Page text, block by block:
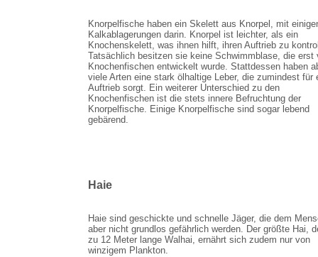
Knorpelfische haben ein Skelett aus Knorpel, mit
Kalkablagerungen darin. Knorpel ist leichter, als ein
Knochenskelett, was ihnen hilft, ihren Auftrieb zu
Tatsächlich besitzen sie keine Schwimmblase, die erst
Knochenfischen entwickelt wurde. Stattdessen haben
viele Arten eine stark ölhaltige Leber, die zumindest für
Auftrieb sorgt. Ein weiterer Unterschied zu den
Knochenfischen ist die stets innere Befruchtung der
Knorpelfische. Einige Knorpelfische sind sogar lebend
gebärend.
Haie
Haie sind geschickte und schnelle Jäger, die dem
aber nicht grundlos gefährlich werden. Der größte Hai,
zu 12 Meter lange Walhai, ernährt sich zudem nur von
winzigem Plankton.